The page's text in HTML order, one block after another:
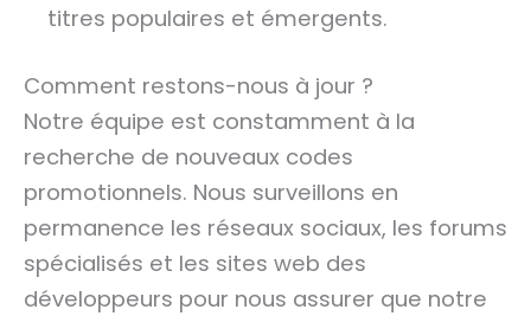
titres populaires et émergents.
Comment restons-nous à jour ?
Notre équipe est constamment à la
recherche de nouveaux codes
promotionnels. Nous surveillons en
permanence les réseaux sociaux, les forums
spécialisés et les sites web des
développeurs pour nous assurer que notre